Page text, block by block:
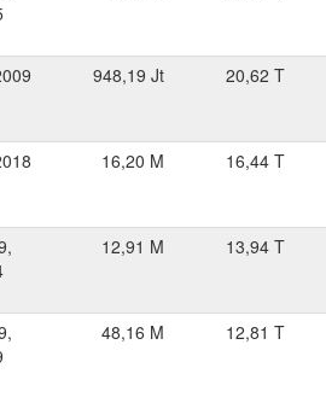
948,19 Jt 20,62 T
16,20 M 16,44 T
12,91 M 13,94 T
48,16 M 12,81 T